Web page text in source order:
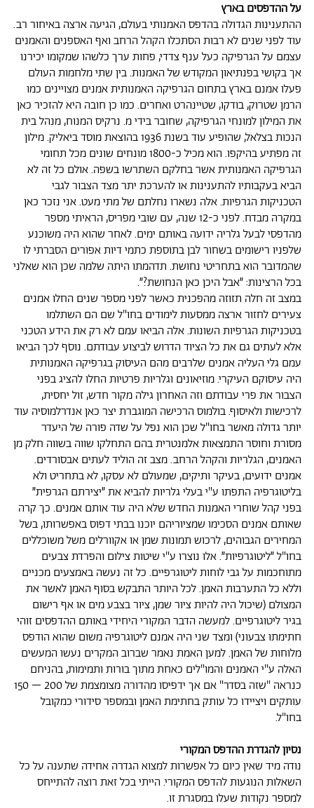
על ההדפסים בארץ
ההתענינות הגדולה בהדפס האמנותי בעולם, הגיעה ארצה באיחור רב.
עוד לפני שנים לא רבות הסתכלו הקהל הרחב ואף האספנים והאמנים
עצמם על הגרפיקה כעל ענף צדדי, פחות ערך כלשהו שמקומו יכירנו
אך בקושי בפנתיאון המקודש של האמנות. בין שתי מלחמות העולם
פעלו אמנם בארץ בתחום הגרפיקה האמנותית אמנים מצויינים כמו
הרמן שטרוק, בודקו, שטיינהרט ואחרים. כמו כן חובה היא להזכיר כאן
את המילון למונחי הגרפיקה, שחובר בידי מ. נרקיס המנוח, מנהל בית
הנכות בצלאל, שהופיע עוד בשנת 1936 בהוצאת מוסד ביאליק. מילון
זה מפתיע בהיקפו. הוא מכיל כ-1800 מונחים שונים מכל תחומי
הגרפיקה האמנותית אשר בחלקם השתרשו בשפה. אולם כל זה לא
הביא בעקבותיו להתענינות או להערכת יתר מצד הצבור לגבי
הטכניקות הגרפיות. אלה נשארו נחלתם של מתי מעט. אני נזכר כאן
במקרה מבדח. לפני כ-12 שנה, עם שובי מפריס, הראיתי מספר
מהדפסי לבעל גלריה ידועה באותם ימים. לאחר שהוא היה משוכנע
שלפניו רישומים בשחור לבן בתוספת כתמי דיות אפורים הסברתי לו
שהמדובר הוא בתחריטי נחושת. תדהמתו היתה שלמה שכן הוא שאלני
בכל הרצינות: ״אבל היכן כאן הנחושת?״.
במצב זה חלה תזוזה מהפכנית כאשר לפני מספר שנים החלו אמנים
צעירים לחזור ארצה ממסעות לימודים בחו"ל שם הם השתלמו
בטכניקות הגרפיות השונות. אלה הביאו עמם לא רק את הידע הטכני
אלא לעתים גם את כל הציוד הדרוש לביצוע עבודתם. נוסף לכך הביאו
עמם גלי העליה אמנים שלרבים מהם העיסוק בגרפיקה האמנותית
היה עיסוקם העיקרי. מוזיאונים וגלריות פרטיות החלו להציג בפני
הצבור את פרי עבודתם וזה האחרון גילה מקור חדש, זול יחסית,
לרכישות ולאיסוף. בולמוס הרכישה המוגברת יצר כאן אנדרלמוסיה עוד
יותר גדולה מאשר בחו"ל שכן הוא נפל על שדה פורה של היעדר
מסורת וחוסר התמצאות אלמנטרית בהם התחלקו שווה בשווה חלק מן
האמנים, הגלריות והקהל הרחב. מצב זה הוליד לעתים אבסורדים.
אמנים ידועים, בעיקר ותיקים, שמעולם לא עסקו, לא בתחריט ולא
בליטוגרפיה התפתו ע"י בעלי גלריות להביא את ״יצירתם הגרפית״
בפני קהל שוחרי האמנות החדש שלא היה עוד אותם אמנים. כך קרה
שאותם אמנים הסכימו שמציוריהם יוכנו בבתי דפוס באפשרותו, בשל
המחירים הגבוהים, לרכוש תמונות שמן או אקוורלים משל משוכללים
בחו"ל ״ליטוגרפיות״. אלו נוצרו ע"י שיטות צילום והפרדת צבעים
מתוחכמות על גבי לוחות ליטוגרפיים. כל זה נעשה באמצעים מכניים
וללא כל התערבות האמן. לכל היותר התבקש בסוף האמן לאשר את
המצולם (שיכול היה להיות ציור שמן, ציור בצבע מים או אף רישום
בגיר ליטוגרפיים. למעשה הדבר המקורי היחידי באותם ההדפסים זוהי
חתימתו צבעוני) ומצד שני היה אמנם ליטוגרפיה משום שהוא הודפס
מלוחות של האמן. למען האמת נאמר שברוב המקרים נעשו המעשים
האלה ע"י האמנים והמו"לים כאחת מתוך בורות ותמימות, בהניחם
כנראה "שזה בסדר" אם אך ידפיסו מהדורה מצומצמת של 200 – 150
עותקים ויציידו כל עותק בחתימת האמן ובמספר סידורי כמקובל
בחו"ל.
נסיון להגדרת ההדפס המקורי
נודה מיד שאין כיום כל אפשרות למצוא הגדרה אחידה שתענה על כל
השאלות הנוגעות להדפס המקורי. הייתי בכל זאת רוצה להתייחס
למספר נקודות שעלו במסגרת זו.